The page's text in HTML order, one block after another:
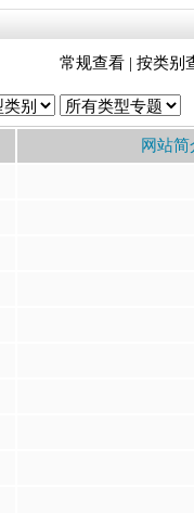
常规查看| 按类别
网站简